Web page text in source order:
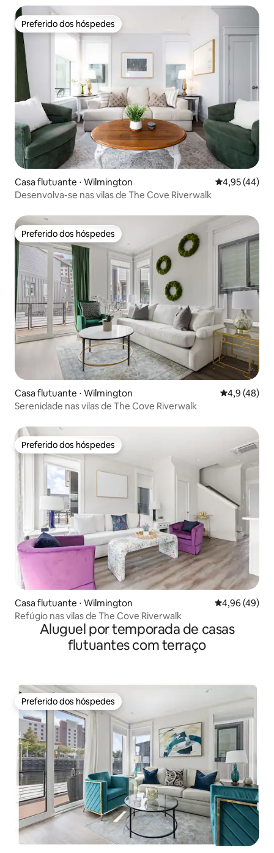
Preferido dos hóspedes
Preferido dos hóspedes
Casa flutuante ⋅ Wilmington 4,95 de uma
4,95 (44)
Desenvolva-se nas vilas de The Cove Riverwalk
Preferido dos hóspedes
Preferido dos hóspedes
Casa flutuante ⋅ Wilmington 4,9 de uma
4,9 (48)
Serenidade nas vilas de The Cove Riverwalk
Preferido dos hóspedes
Preferido dos hóspedes
Casa flutuante ⋅ Wilmington 4,96 de uma
4,96 (49)
Refúgio nas vilas de The Cove Riverwalk
Aluguel por temporada de casas
flutuantes com terraço
Preferido dos hóspedes
Preferido dos hóspedes